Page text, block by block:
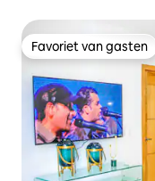
Favoriet van gasten
Favoriet van gasten